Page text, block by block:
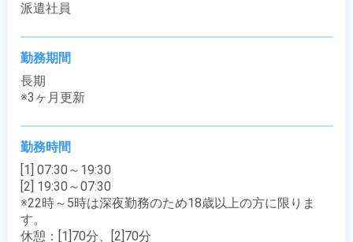
派遣社員
勤務期間
長期
※3ヶ月更新
勤務時間
[1] 07:30～19:30
[2] 19:30～07:30
※22時～5時は深夜勤務のため18歳以上の方に限りま
す。
休憩：[1]70分、[2]70分